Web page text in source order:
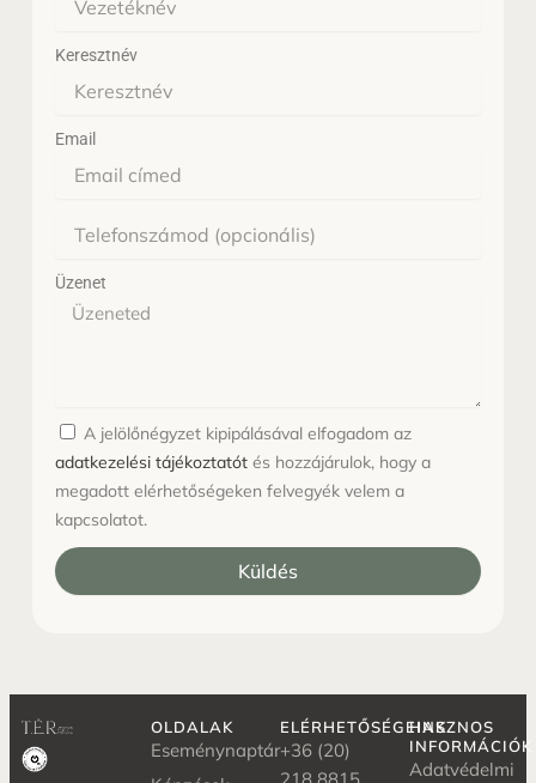
Keresztnév
Email
Üzenet
A jelölőnégyzet kipipálásával elfogadom az
adatkezelési tájékoztatót és hozzájárulok, hogy a
megadott elérhetőségeken felvegyék velem a
kapcsolatot.
Küldés
OLDALAK
Eseménynaptár
ELÉRHETŐSÉGEINK
+36 (20)
HASZNOS
INFORMÁCIÓK
Adatvédelmi